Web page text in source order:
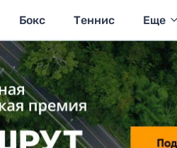
Бокс Теннис Еще